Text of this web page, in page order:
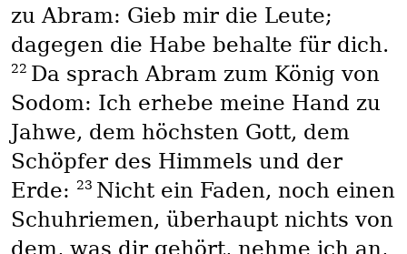
zu Abram: Gieb mir die Leute;
dagegen die Habe behalte für dich.
22 Da sprach Abram zum König von
Sodom: Ich erhebe meine Hand zu
Jahwe, dem höchsten Gott, dem
Schöpfer des Himmels und der
Erde:
23 Nicht ein Faden, noch einen
Schuhriemen, überhaupt nichts von
dem, was dir gehört, nehme ich an,